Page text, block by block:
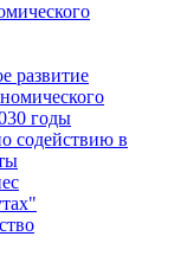
развитие
годы
содействию в